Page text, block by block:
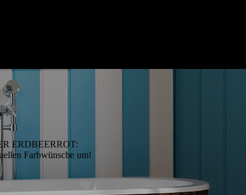
ERDBEERROT:
Farbwünsche um!